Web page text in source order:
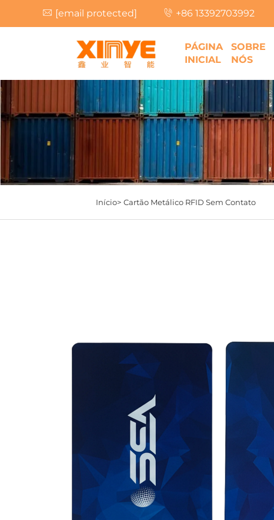
[email protected] +86 13392703992
PÁGINA
INICIAL
SOBRE
NÓS
Início> Cartão Metálico RFID Sem Contato